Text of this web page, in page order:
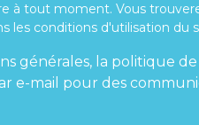
à tout moment. Vous
les conditions d'utilisation du
générales, la politique
e-mail pour des